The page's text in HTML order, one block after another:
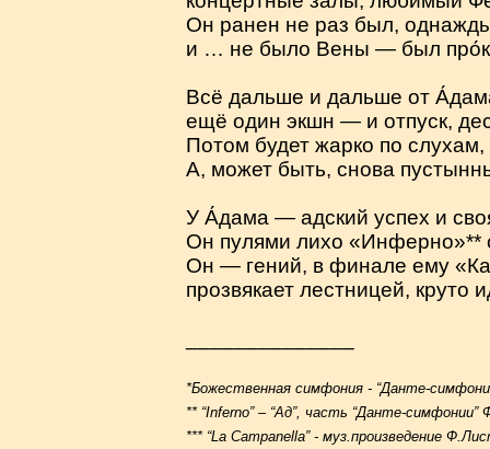
Он ранен не раз был,
и … не было Вены — был
Всё дальше и дальше от
ещё один экшн — и отпуск,
Потом будет жарко по
А, может быть, снова
У А́дама — адский успех и
Он пулями лихо «Инферно»**
Он — гений, в финале ему
прозвякает лестницей, круто
*Божественная симфония - “Данте-
** “Inferno” – “Ад”, часть “Данте-симфонии”
*** “La Campanella” - муз.произведение